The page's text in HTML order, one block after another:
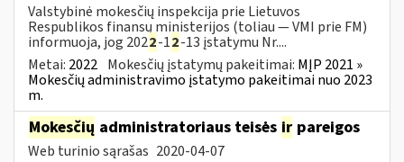
Valstybinė mokesčių inspekcija prie Lietuvos
Respublikos finansų ministerijos (toliau — VMI prie FM)
informuoja, jog 2022-12-13 įstatymu Nr....
Metai: 2022 Mokesčių įstatymų pakeitimai: MĮP 2021 »
Mokesčių administravimo įstatymo pakeitimai nuo 2023
m.
Mokesčių administratoriaus teisės ir pareigos
Web turinio sąrašas 2020-04-07